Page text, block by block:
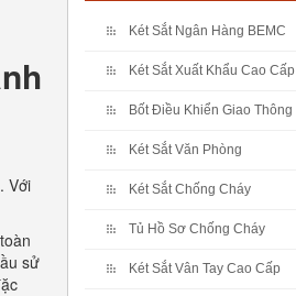
Với
sử
Két Sắt Ngân Hàng BEMC
Két Sắt Xuất Khẩu Cao Cấp
Bốt Điều Khiển Giao Thông
Két Sắt Văn Phòng
Két Sắt Chống Cháy
Tủ Hồ Sơ Chống Cháy
Két Sắt Vân Tay Cao Cấp